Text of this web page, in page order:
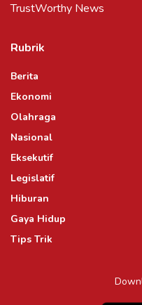
TrustWorthy News
Rubrik
Berita
Ekonomi
Olahraga
Nasional
Eksekutif
Legislatif
Hiburan
Gaya Hidup
Tips Trik